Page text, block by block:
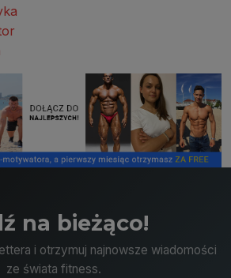
na bieżąco!
i otrzymuj najnowsze wiadomości
ze świata fitness.